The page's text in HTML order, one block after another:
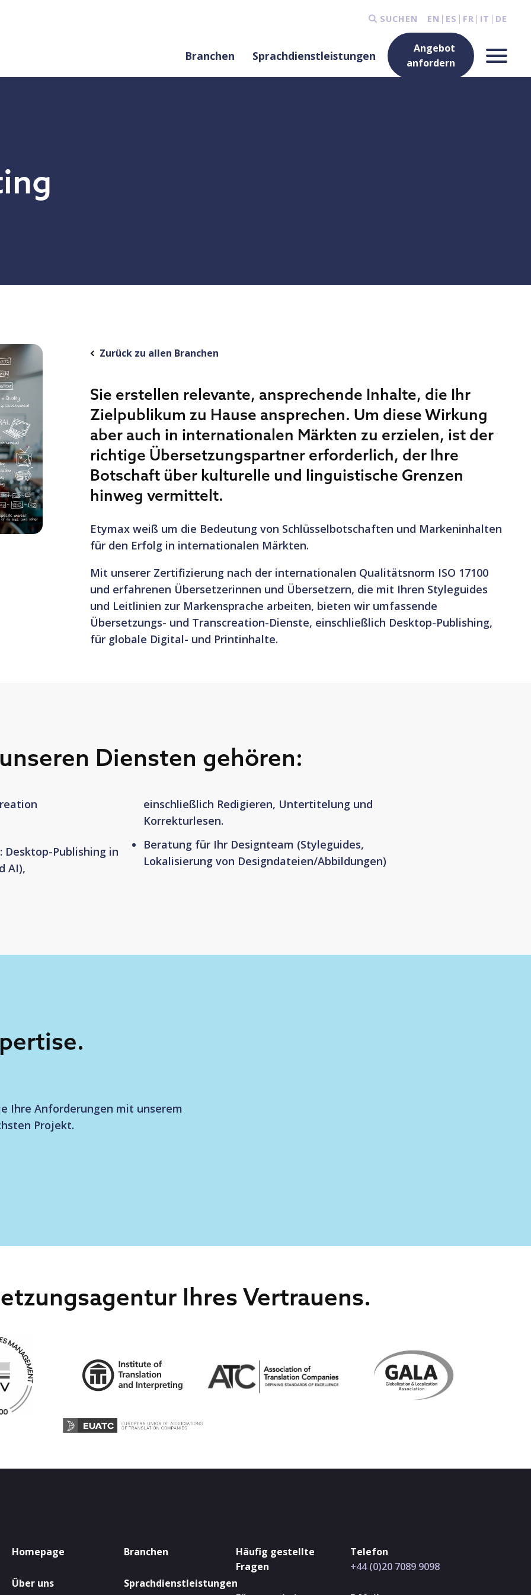
SUCHEN EN ES FR IT DE
Branchen Sprachdienstleistungen
Angebot
anfordern
Zurück zu allen Branchen
Sie erstellen relevante, ansprechende Inhalte, die Ihr
Zielpublikum zu Hause ansprechen. Um diese Wirkung
aber auch in internationalen Märkten zu erzielen, ist der
richtige Übersetzungspartner erforderlich, der Ihre
Botschaft über kulturelle und linguistische Grenzen
hinweg vermittelt.
Etymax weiß um die Bedeutung von Schlüsselbotschaften und Markeninhalten
für den Erfolg in internationalen Märkten.
Mit unserer Zertifizierung nach der internationalen Qualitätsnorm ISO 17100
und erfahrenen Übersetzerinnen und Übersetzern, die mit Ihren Styleguides
und Leitlinien zur Markensprache arbeiten, bieten wir umfassende
Übersetzungs- und Transcreation-Dienste, einschließlich Desktop-Publishing,
für globale Digital- und Printinhalte.
Diensten gehören:
Publishing in
AI),
einschließlich Redigieren, Untertitelung und
Korrekturlesen.
Beratung für Ihr Designteam (Styleguides,
Lokalisierung von Designdateien/Abbildungen)
Ihre Anforderungen mit unserem
Projekt.
Ihres Vertrauens.
Homepage
Über uns
Branchen
Sprachdienstleistungen
Häufig gestellte
Fragen
Telefon
+44 (0)20 7089 9098